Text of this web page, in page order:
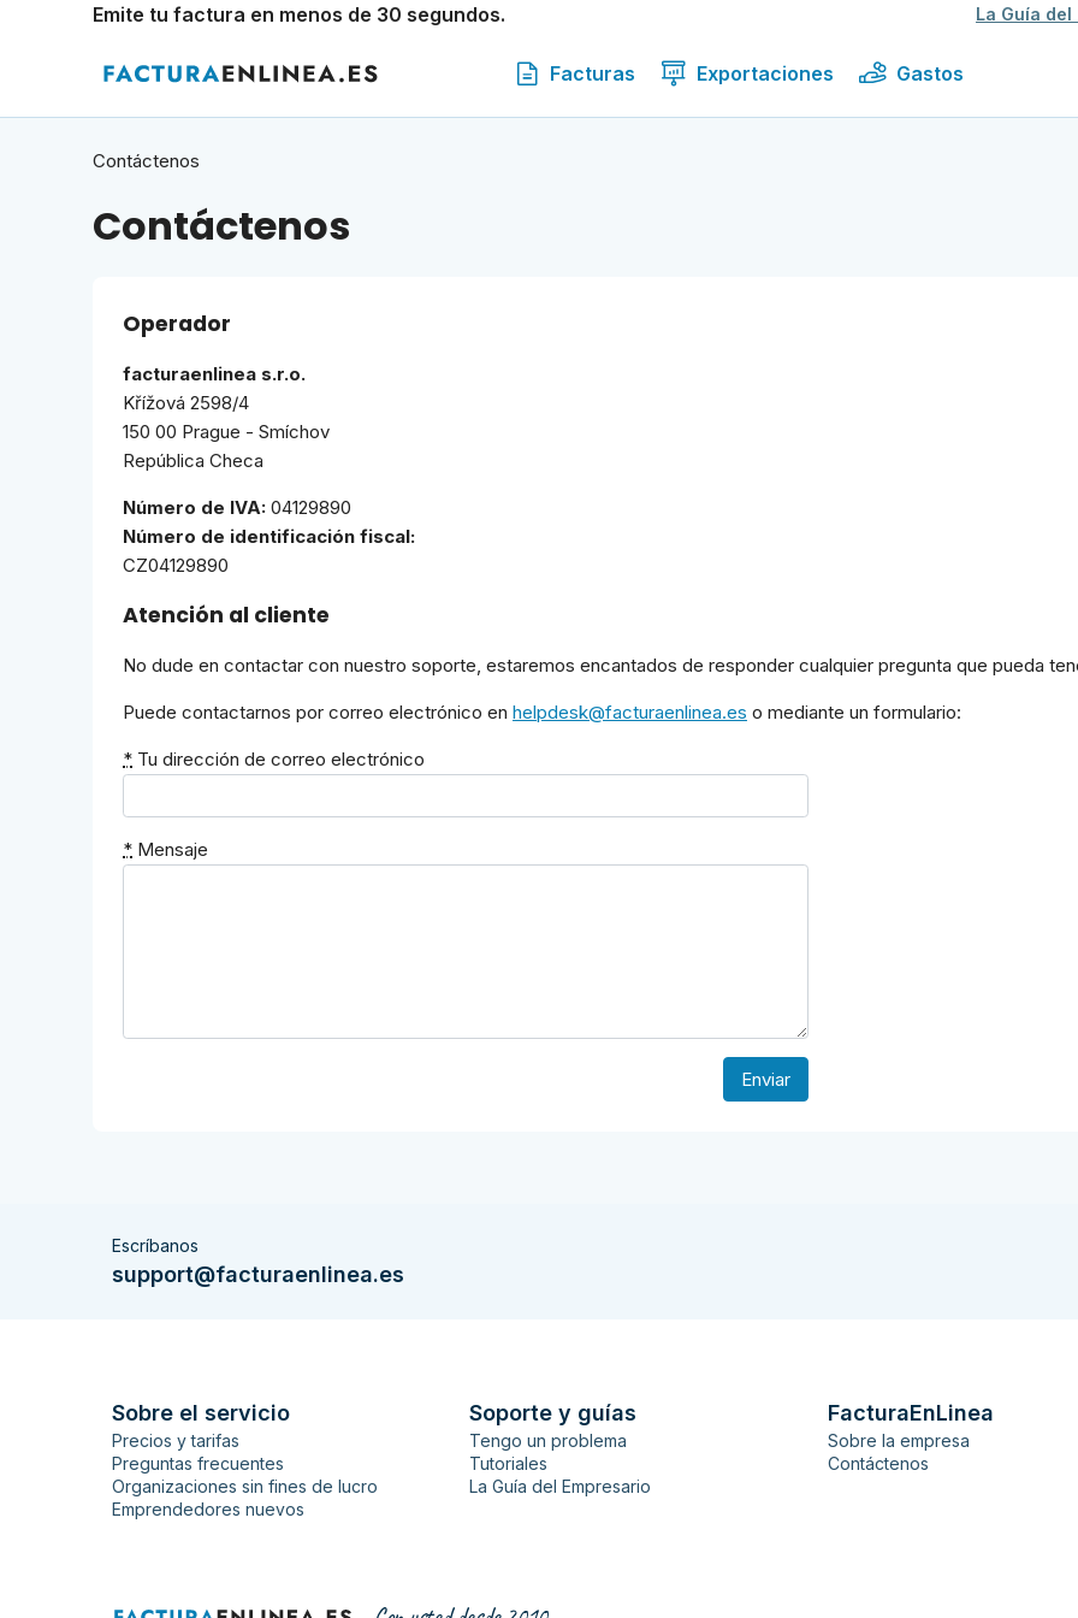
Emite tu factura en menos de 30 segundos. La Guía del
Facturas Exportaciones Gastos
Contáctenos
Contáctenos
Operador
facturaenlinea s.r.o.
Křížová 2598/4
150 00 Prague - Smíchov
República Checa
Número de IVA: 04129890
Número de identificación fiscal:
CZ04129890
Atención al cliente
No dude en contactar con nuestro soporte, estaremos encantados de responder cualquier pregunta que pueda
Puede contactarnos por correo electrónico en helpdesk@facturaenlinea.es o mediante un formulario:
* Tu dirección de correo electrónico
* Mensaje
Escríbanos
support@facturaenlinea.es
Sobre el servicio
Precios y tarifas
Preguntas frecuentes
Organizaciones sin fines de lucro
Emprendedores nuevos
Soporte y guías
Tengo un problema
Tutoriales
La Guía del Empresario
FacturaEnLinea
Sobre la empresa
Contáctenos